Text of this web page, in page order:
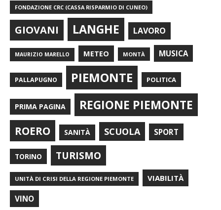
FONDAZIONE CRC (CASSA RISPARMIO DI CUNEO)
GIOVANI LANGHE LAVORO
MAURIZIO MARELLO METEO MONTÀ MUSICA
PALLAPUGNO PIEMONTE POLITICA
PRIMA PAGINA REGIONE PIEMONTE
ROERO SANITÀ SCUOLA SPORT
TORINO TURISMO
UNITÀ DI CRISI DELLA REGIONE PIEMONTE VIABILITÀ
VINO